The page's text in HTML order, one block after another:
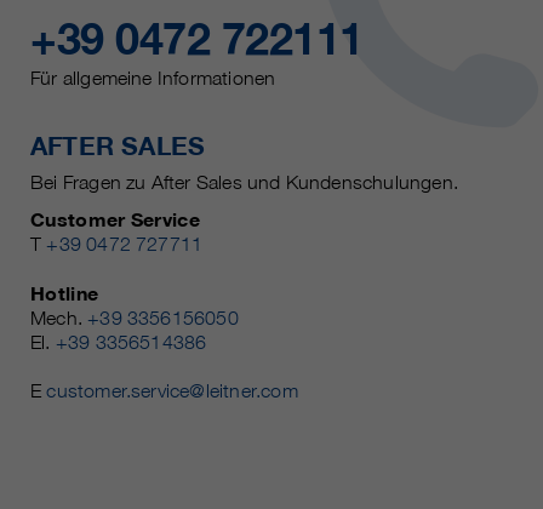
+39 0472 722111
Für allgemeine Informationen
AFTER SALES
Bei Fragen zu After Sales und Kundenschulungen.
Customer Service
T +39 0472 727711
Hotline
Mech. +39 3356156050
El. +39 3356514386
Ecustomer.service@leitner.com